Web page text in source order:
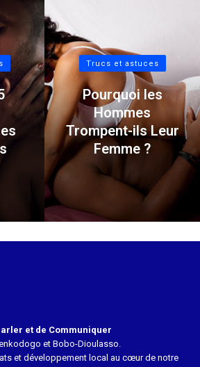
Trucs et astuces
Pourquoi les
Hommes
Trompent-ils Leur
Femme ?
et de Communiquer
et Bobo-Dioulasso.
et développement local au cœur de notre